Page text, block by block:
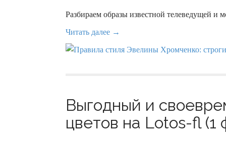
Разбираем образы известной телеведущей и
Читать далее →
Выгодный и
цветов на Lotos-fl (1